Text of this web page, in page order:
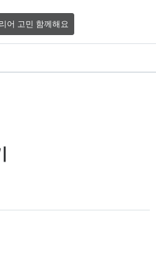
어 고민 함께해요
젝트 실무인력 양